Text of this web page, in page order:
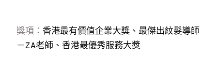
獎項： 香港最有價值企業大獎、最傑出紋髮導師
－ZA老師、香港最優秀服務大獎